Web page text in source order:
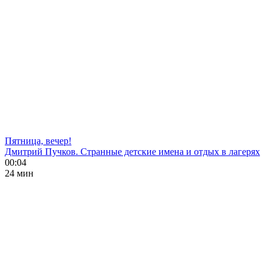
Пятница, вечер!
Дмитрий Пучков. Странные детские имена и отдых в лагерях
00:04
24 мин